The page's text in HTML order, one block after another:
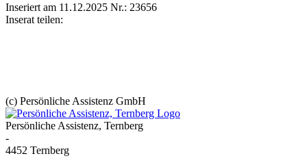
Inseriert am 11.12.2025 Nr.: 23656
Inserat teilen:
(c) Persönliche Assistenz GmbH
Persönliche Assistenz, Ternberg
-
4452 Ternberg